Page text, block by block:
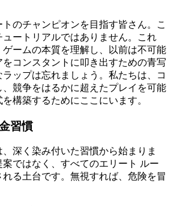
のチャンピオンを目指す皆さん。こ
ートリアルではありません。これ
ームの本質を理解し、以前は不可能
コンスタントに叩き出すための青写
ップは忘れましょう。私たちは、コ
競争をはるかに超えたプレイを可能
構築するためにここにいます。
習慣
深く染み付いた習慣から始まりま
ではなく、すべてのエリート ルー
れる土台です。無視すれば、危険を冒